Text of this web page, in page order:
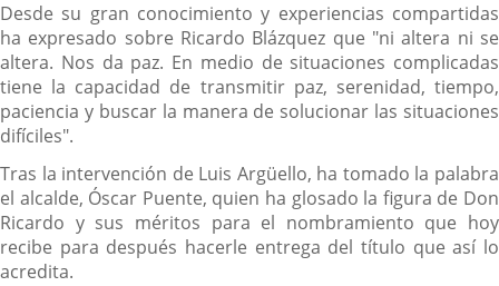
Desde su gran conocimiento y experiencias compartidas
ha expresado sobre Ricardo Blázquez que "ni altera ni se
altera. Nos da paz. En medio de situaciones complicadas
tiene la capacidad de transmitir paz, serenidad, tiempo,
paciencia y buscar la manera de solucionar las situaciones
difíciles".
Tras la intervención de Luis Argüello, ha tomado la palabra
el alcalde, Óscar Puente, quien ha glosado la figura de Don
Ricardo y sus méritos para el nombramiento que hoy
recibe para después hacerle entrega del título que así lo
acredita.